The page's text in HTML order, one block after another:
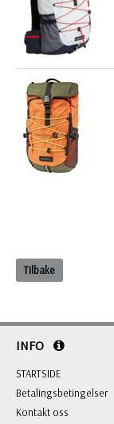
Tilbake
INFO
STARTSIDE
Betalingsbetingelser
Kontakt oss